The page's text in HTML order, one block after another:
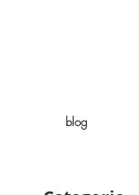
blog